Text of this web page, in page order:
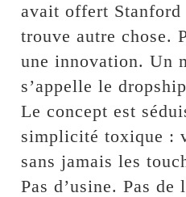
avait offert
trouve autre chose.
une innovation. Un
s’appelle le
Le concept est
simplicité toxique :
sans jamais les
Pas d’usine. Pas de